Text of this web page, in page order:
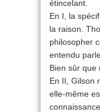
étincelant.
En I, la
la raison.
philosopher
entendu
Bien sûr que
En II, Gilson
elle-même